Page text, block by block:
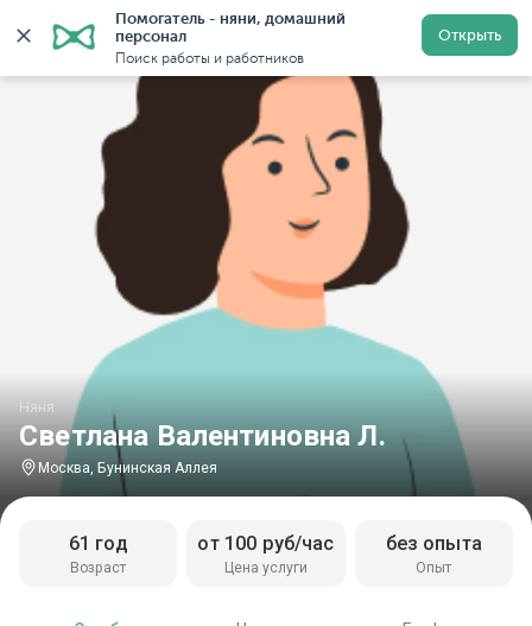
Помогатель - няни, домашний
персонал
Поиск работы и работников
Открыть
Главная Няни Няни в Москве Няни у метро
Светлана Валентиновна Л.
Няня
Москва, Бунинская Аллея
Возраст
61 год
Цена услуги
от 100 руб/час
Опыт
без опыта